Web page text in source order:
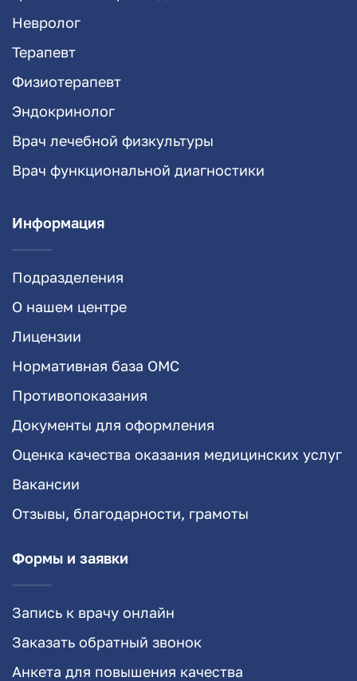
Невролог
Терапевт
Физиотерапевт
Эндокринолог
Врач лечебной физкультуры
Врач функциональной диагностики
Информация
Подразделения
О нашем центре
Лицензии
Нормативная база ОМС
Противопоказания
Документы для оформления
Оценка качества оказания медицинских услуг
Вакансии
Отзывы, благодарности, грамоты
Формы и заявки
Запись к врачу онлайн
Заказать обратный звонок
Анкета для повышения качества